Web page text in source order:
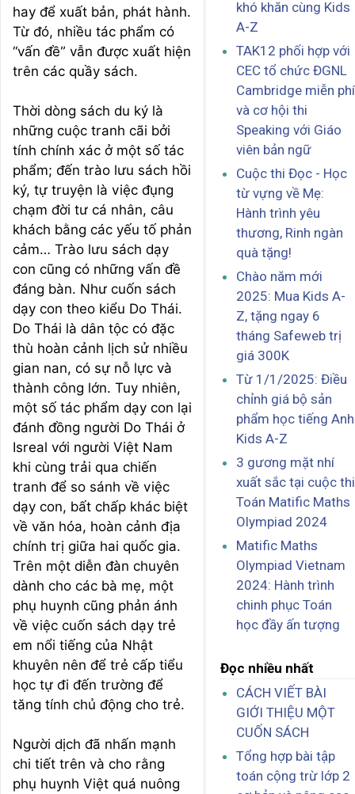
hay để xuất bản, phát hành.
Từ đó, nhiều tác phẩm có
“vấn đề” vẫn được xuất hiện
trên các quầy sách.
Thời dòng sách du ký là
những cuộc tranh cãi bởi
tính chính xác ở một số tác
phẩm; đến trào lưu sách hồi
ký, tự truyện là việc đụng
chạm đời tư cá nhân, câu
khách bằng các yếu tố phản
cảm… Trào lưu sách dạy
con cũng có những vấn đề
đáng bàn. Như cuốn sách
dạy con theo kiểu Do Thái.
Do Thái là dân tộc có đặc
thù hoàn cảnh lịch sử nhiều
gian nan, có sự nỗ lực và
thành công lớn. Tuy nhiên,
một số tác phẩm dạy con lại
đánh đồng người Do Thái ở
Isreal với người Việt Nam
khi cùng trải qua chiến
tranh để so sánh về việc
dạy con, bất chấp khác biệt
về văn hóa, hoàn cảnh địa
chính trị giữa hai quốc gia.
Trên một diễn đàn chuyên
dành cho các bà mẹ, một
phụ huynh cũng phản ánh
về việc cuốn sách dạy trẻ
em nổi tiếng của Nhật
khuyên nên để trẻ cấp tiểu
học tự đi đến trường để
tăng tính chủ động cho trẻ.
Người dịch đã nhấn mạnh
chi tiết trên và cho rằng
phụ huynh Việt quá nuông
khó khăn cùng Kids
A-Z
TAK12 phối hợp với
CEC tổ chức ĐGNL
Cambridge miễn phí
và cơ hội thi
Speaking với Giáo
viên bản ngữ
Cuộc thi Đọc - Học
từ vựng về Mẹ:
Hành trình yêu
thương, Rinh ngàn
quà tặng!
Chào năm mới
2025: Mua Kids A-
Z, tặng ngay 6
tháng Safeweb trị
giá 300K
Từ 1/1/2025: Điều
chỉnh giá bộ sản
phẩm học tiếng Anh
Kids A-Z
3 gương mặt nhí
xuất sắc tại cuộc thi
Toán Matific Maths
Olympiad 2024
Matific Maths
Olympiad Vietnam
2024: Hành trình
chinh phục Toán
học đầy ấn tượng
Đọc nhiều nhất
CÁCH VIẾT BÀI
GIỚI THIỆU MỘT
CUỐN SÁCH
Tổng hợp bài tập
toán cộng trừ lớp 2